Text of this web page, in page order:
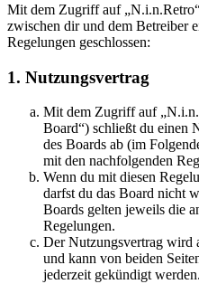
Mit dem Zugriff auf
zwischen dir und dem Betreiber
Regelungen geschlossen:
1. Nutzungsvertrag
Mit dem Zugriff auf
Board“) schließt du einen
des Boards ab (im
mit den nachfolgenden
Wenn du mit diesen
darfst du das Board nicht
Boards gelten jeweils die
Regelungen.
Der Nutzungsvertrag wird
und kann von beiden
jederzeit gekündigt werden.